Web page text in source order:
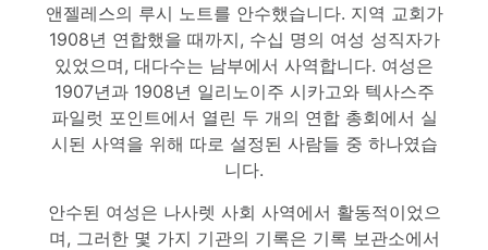
앤젤레스의 루시 노트를 안수했습니다. 지역 교회가
1908년 연합했을 때까지, 수십 명의 여성 성직자가
있었으며, 대다수는 남부에서 사역합니다. 여성은
1907년과 1908년 일리노이주 시카고와 텍사스주
파일럿 포인트에서 열린 두 개의 연합 총회에서 실
시된 사역을 위해 따로 설정된 사람들 중 하나였습
니다.
안수된 여성은 나사렛 사회 사역에서 활동적이었으
며, 그러한 몇 가지 기관의 기록은 기록 보관소에서